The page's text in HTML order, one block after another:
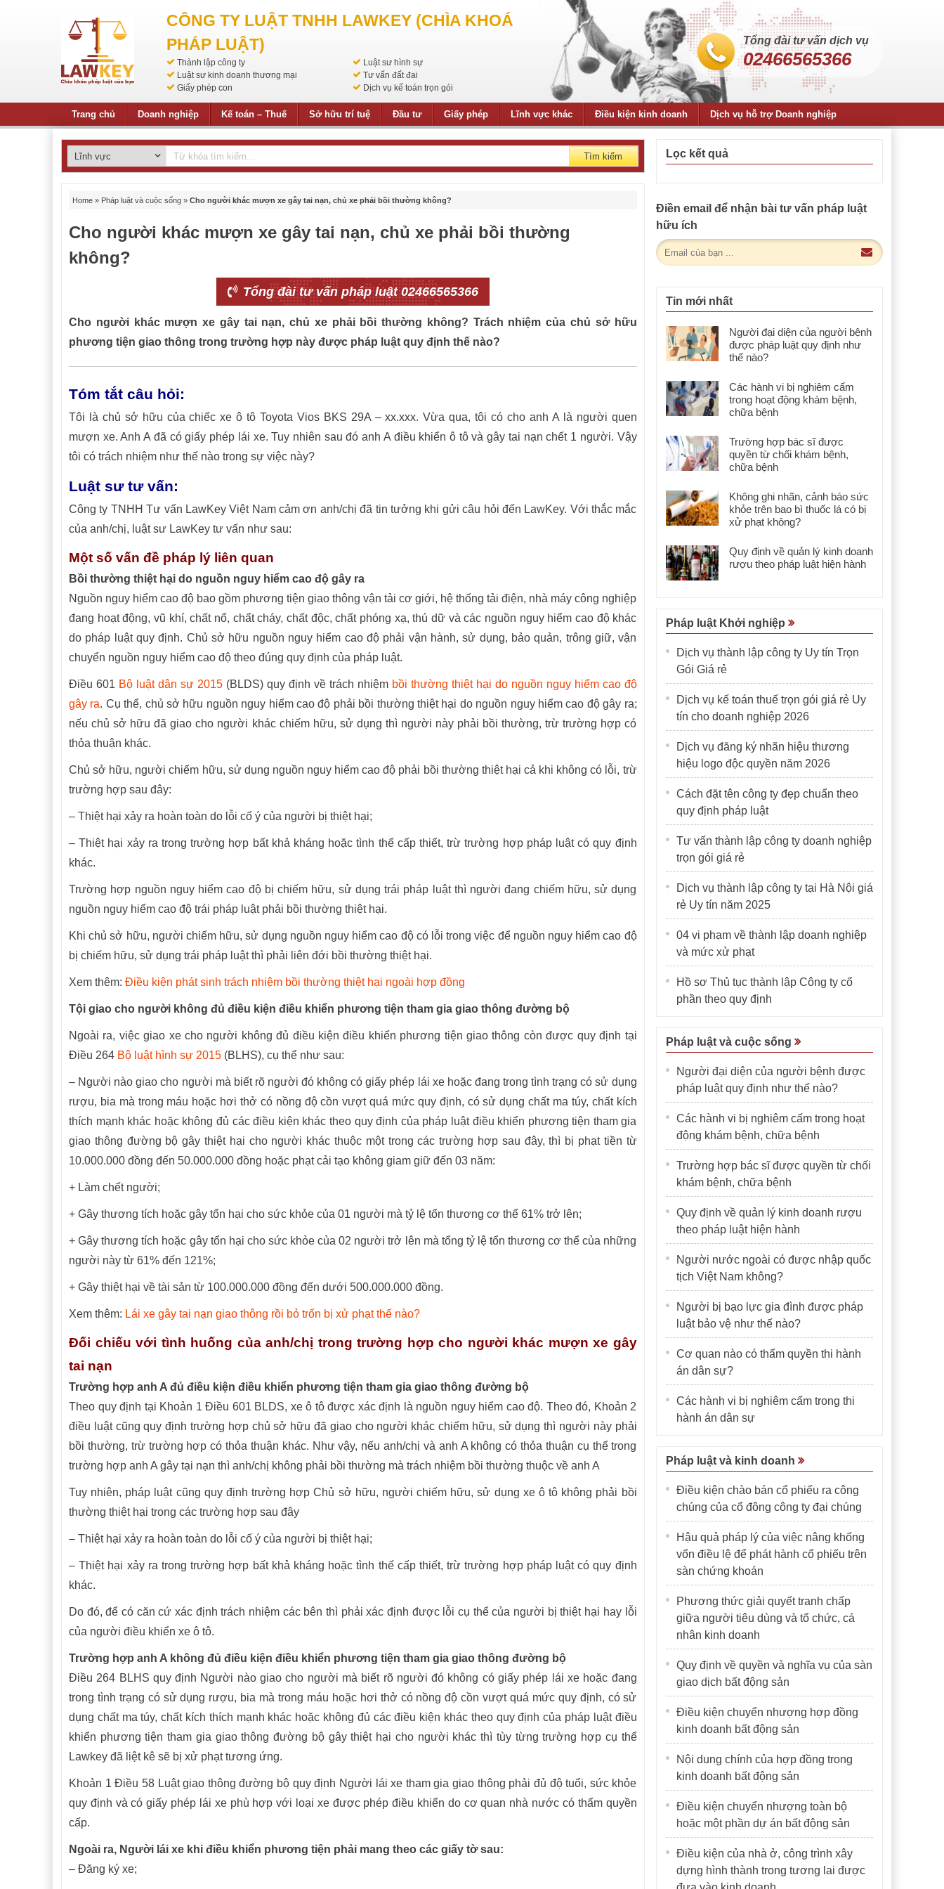
CÔNG TY LUẬT TNHH LAWKEY (CHÌA KHOÁ
PHÁP LUẬT)
Thành lập công ty
Luật sư hình sự
Luật sư kinh doanh thương mại
Tư vấn đất đai
Giấy phép con
Dịch vụ kế toán trọn gói
Tổng đài tư vấn dịch vụ
02466565366
Trang chủ Doanh nghiệp Kế toán – Thuế Sở hữu trí tuệ Đầu tư Giấy phép Lĩnh vực khác Điều kiện kinh doanh Dịch vụ hỗ trợ Doanh nghiệp
Tìm kiếm
Home » Pháp luật và cuộc sống » Cho người khác mượn xe gây tai nạn, chủ xe phải bồi thường không?
Cho người khác mượn xe gây tai nạn, chủ xe phải bồi thường
không?
Tổng đài tư vấn pháp luật 02466565366
Cho người khác mượn xe gây tai nạn, chủ xe phải bồi thường không? Trách nhiệm của chủ sở hữu
phương tiện giao thông trong trường hợp này được pháp luật quy định thế nào?
Tóm tắt câu hỏi:
Tôi là chủ sở hữu của chiếc xe ô tô Toyota Vios BKS 29A – xx.xxx. Vừa qua, tôi có cho anh A là người quen
mượn xe. Anh A đã có giấy phép lái xe. Tuy nhiên sau đó anh A điều khiển ô tô và gây tai nạn chết 1 người. Vậy
tôi có trách nhiệm như thế nào trong sự việc này?
Luật sư tư vấn:
Công ty TNHH Tư vấn LawKey Việt Nam cảm ơn anh/chị đã tin tưởng khi gửi câu hỏi đến LawKey. Với thắc mắc
của anh/chị, luật sư LawKey tư vấn như sau:
Một số vấn đề pháp lý liên quan
Bồi thường thiệt hại do nguồn nguy hiểm cao độ gây ra
Nguồn nguy hiểm cao độ bao gồm phương tiện giao thông vận tải cơ giới, hệ thống tải điện, nhà máy công nghiệp
đang hoạt động, vũ khí, chất nổ, chất cháy, chất độc, chất phóng xạ, thú dữ và các nguồn nguy hiểm cao độ khác
do pháp luật quy định. Chủ sở hữu nguồn nguy hiểm cao độ phải vận hành, sử dụng, bảo quản, trông giữ, vận
chuyển nguồn nguy hiểm cao độ theo đúng quy định của pháp luật.
Điều 601 Bộ luật dân sự 2015(BLDS) quy định về trách nhiệm bồi thường thiệt hại do nguồn nguy hiểm cao độ
gây ra. Cụ thể, chủ sở hữu nguồn nguy hiểm cao độ phải bồi thường thiệt hại do nguồn nguy hiểm cao độ gây ra;
nếu chủ sở hữu đã giao cho người khác chiếm hữu, sử dụng thì người này phải bồi thường, trừ trường hợp có
thỏa thuận khác.
Chủ sở hữu, người chiếm hữu, sử dụng nguồn nguy hiểm cao độ phải bồi thường thiệt hại cả khi không có lỗi, trừ
trường hợp sau đây:
– Thiệt hại xảy ra hoàn toàn do lỗi cố ý của người bị thiệt hại;
– Thiệt hại xảy ra trong trường hợp bất khả kháng hoặc tình thế cấp thiết, trừ trường hợp pháp luật có quy định
khác.
Trường hợp nguồn nguy hiểm cao độ bị chiếm hữu, sử dụng trái pháp luật thì người đang chiếm hữu, sử dụng
nguồn nguy hiểm cao độ trái pháp luật phải bồi thường thiệt hại.
Khi chủ sở hữu, người chiếm hữu, sử dụng nguồn nguy hiểm cao độ có lỗi trong việc để nguồn nguy hiểm cao độ
bị chiếm hữu, sử dụng trái pháp luật thì phải liên đới bồi thường thiệt hại.
Xem thêm: Điều kiện phát sinh trách nhiệm bồi thường thiệt hại ngoài hợp đồng
Tội giao cho người không đủ điều kiện điều khiển phương tiện tham gia giao thông đường bộ
Ngoài ra, việc giao xe cho người không đủ điều kiện điều khiển phương tiện giao thông còn được quy định tại
Điều 264 Bộ luật hình sự 2015 (BLHS), cụ thể như sau:
– Người nào giao cho người mà biết rõ người đó không có giấy phép lái xe hoặc đang trong tình trạng có sử dụng
rượu, bia mà trong máu hoặc hơi thở có nồng độ cồn vượt quá mức quy định, có sử dụng chất ma túy, chất kích
thích mạnh khác hoặc không đủ các điều kiện khác theo quy định của pháp luật điều khiển phương tiện tham gia
giao thông đường bộ gây thiệt hại cho người khác thuộc một trong các trường hợp sau đây, thì bị phạt tiền từ
10.000.000 đồng đến 50.000.000 đồng hoặc phạt cải tạo không giam giữ đến 03 năm:
+ Làm chết người;
+ Gây thương tích hoặc gây tổn hại cho sức khỏe của 01 người mà tỷ lệ tổn thương cơ thể 61% trở lên;
+ Gây thương tích hoặc gây tổn hại cho sức khỏe của 02 người trở lên mà tổng tỷ lệ tổn thương cơ thể của những
người này từ 61% đến 121%;
+ Gây thiệt hại về tài sản từ 100.000.000 đồng đến dưới 500.000.000 đồng.
Xem thêm: Lái xe gây tai nạn giao thông rồi bỏ trốn bị xử phạt thế nào?
Đối chiếu với tình huống của anh/chị trong trường hợp cho người khác mượn xe gây
tai nạn
Trường hợp anh A đủ điều kiện điều khiển phương tiện tham gia giao thông đường bộ
Theo quy định tại Khoản 1 Điều 601 BLDS, xe ô tô được xác định là nguồn nguy hiểm cao độ. Theo đó, Khoản 2
điều luật cũng quy định trường hợp chủ sở hữu đã giao cho người khác chiếm hữu, sử dụng thì người này phải
bồi thường, trừ trường hợp có thỏa thuận khác. Như vậy, nếu anh/chị và anh A không có thỏa thuận cụ thể trong
trường hợp anh A gây tại nạn thì anh/chị không phải bồi thường mà trách nhiệm bồi thường thuộc về anh A
Tuy nhiên, pháp luật cũng quy định trường hợp Chủ sở hữu, người chiếm hữu, sử dụng xe ô tô không phải bồi
thường thiệt hại trong các trường hợp sau đây
– Thiệt hại xảy ra hoàn toàn do lỗi cố ý của người bị thiệt hại;
– Thiệt hại xảy ra trong trường hợp bất khả kháng hoặc tình thế cấp thiết, trừ trường hợp pháp luật có quy định
khác.
Do đó, để có căn cứ xác định trách nhiệm các bên thì phải xác định được lỗi cụ thể của người bị thiệt hại hay lỗi
của người điều khiển xe ô tô.
Trường hợp anh A không đủ điều kiện điều khiển phương tiện tham gia giao thông đường bộ
Điều 264 BLHS quy định Người nào giao cho người mà biết rõ người đó không có giấy phép lái xe hoặc đang
trong tình trạng có sử dụng rượu, bia mà trong máu hoặc hơi thở có nồng độ cồn vượt quá mức quy định, có sử
dụng chất ma túy, chất kích thích mạnh khác hoặc không đủ các điều kiện khác theo quy định của pháp luật điều
khiển phương tiện tham gia giao thông đường bộ gây thiệt hại cho người khác thì tùy từng trường hợp cụ thể
Lawkey đã liệt kê sẽ bị xử phạt tương ứng.
Khoản 1 Điều 58 Luật giao thông đường bộ quy định Người lái xe tham gia giao thông phải đủ độ tuổi, sức khỏe
quy định và có giấy phép lái xe phù hợp với loại xe được phép điều khiển do cơ quan nhà nước có thẩm quyền
cấp.
Ngoài ra, Người lái xe khi điều khiển phương tiện phải mang theo các giấy tờ sau:
– Đăng ký xe;
Lọc kết quả
Điền email để nhận bài tư vấn pháp luật
hữu ích
Tin mới nhất
Người đại diện của người bệnh
được pháp luật quy định như
thế nào?
Các hành vi bị nghiêm cấm
trong hoạt động khám bệnh,
chữa bệnh
Trường hợp bác sĩ được
quyền từ chối khám bệnh,
chữa bệnh
Không ghi nhãn, cảnh báo sức
khỏe trên bao bì thuốc lá có bị
xử phạt không?
Quy định về quản lý kinh doanh
rượu theo pháp luật hiện hành
Pháp luật Khởi nghiệp
Dịch vụ thành lập công ty Uy tín Trọn
Gói Giá rẻ
Dịch vụ kế toán thuế trọn gói giá rẻ Uy
tín cho doanh nghiệp 2026
Dịch vụ đăng ký nhãn hiệu thương
hiệu logo độc quyền năm 2026
Cách đặt tên công ty đẹp chuẩn theo
quy định pháp luật
Tư vấn thành lập công ty doanh nghiệp
trọn gói giá rẻ
Dịch vụ thành lập công ty tại Hà Nội giá
rẻ Uy tín năm 2025
04 vi phạm về thành lập doanh nghiệp
và mức xử phạt
Hồ sơ Thủ tục thành lập Công ty cổ
phần theo quy định
Pháp luật và cuộc sống
Người đại diện của người bệnh được
pháp luật quy định như thế nào?
Các hành vi bị nghiêm cấm trong hoạt
động khám bệnh, chữa bệnh
Trường hợp bác sĩ được quyền từ chối
khám bệnh, chữa bệnh
Quy định về quản lý kinh doanh rượu
theo pháp luật hiện hành
Người nước ngoài có được nhập quốc
tịch Việt Nam không?
Người bị bạo lực gia đình được pháp
luật bảo vệ như thế nào?
Cơ quan nào có thẩm quyền thi hành
án dân sự?
Các hành vi bị nghiêm cấm trong thi
hành án dân sự
Pháp luật và kinh doanh
Điều kiện chào bán cổ phiếu ra công
chúng của cổ đông công ty đại chúng
Hậu quả pháp lý của việc nâng khống
vốn điều lệ để phát hành cổ phiếu trên
sàn chứng khoán
Phương thức giải quyết tranh chấp
giữa người tiêu dùng và tổ chức, cá
nhân kinh doanh
Quy định về quyền và nghĩa vụ của sàn
giao dịch bất động sản
Điều kiện chuyển nhượng hợp đồng
kinh doanh bất động sản
Nội dung chính của hợp đồng trong
kinh doanh bất động sản
Điều kiện chuyển nhượng toàn bộ
hoặc một phần dự án bất động sản
Điều kiện của nhà ở, công trình xây
dựng hình thành trong tương lai được